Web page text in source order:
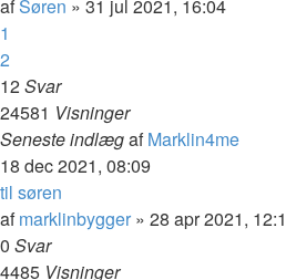
afSøren » 31 jul 2021, 16:04
1
2
12Svar
24581 Visninger
Seneste indlægafMarklin4me
18 dec 2021, 08:09
til søren
afmarklinbygger » 28 apr 2021,
0 Svar
4485 Visninger